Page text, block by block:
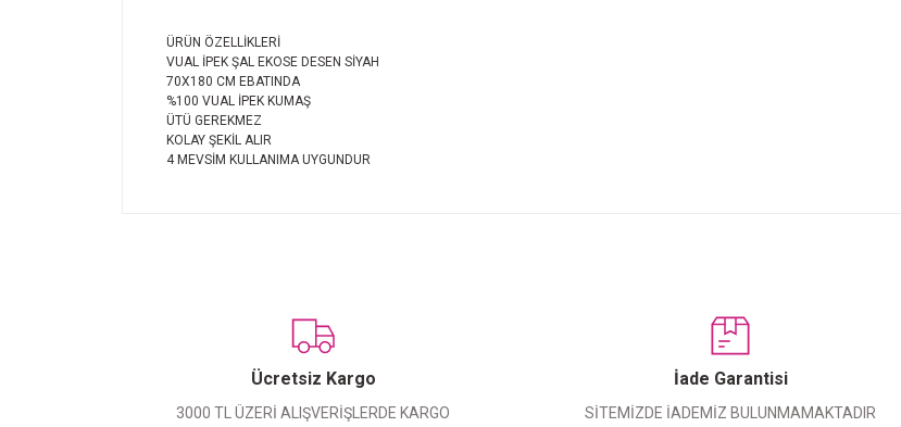
ÜRÜN ÖZELLİKLERİ
VUAL İPEK ŞAL EKOSE DESEN SİYAH
70X180 CM EBATINDA
%100 VUAL İPEK KUMAŞ
ÜTÜ GEREKMEZ
KOLAY ŞEKİL ALIR
4 MEVSİM KULLANIMA UYGUNDUR
Yorum Yaz
Ücretsiz Kargo
3000 TL ÜZERİ ALIŞVERİŞLERDE KARGO
İade Garantisi
SİTEMİZDE İADEMİZ BULUNMAMAKTADIR